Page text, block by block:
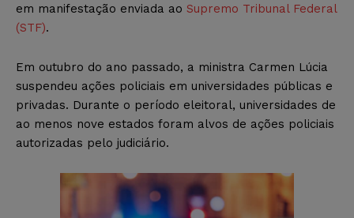
em manifestação enviada ao Supremo Tribunal Federal
(STF).
Em outubro do ano passado, a ministra Carmen Lúcia
suspendeu ações policiais em universidades públicas e
privadas. Durante o período eleitoral, universidades de
ao menos nove estados foram alvos de ações policiais
autorizadas pelo judiciário.